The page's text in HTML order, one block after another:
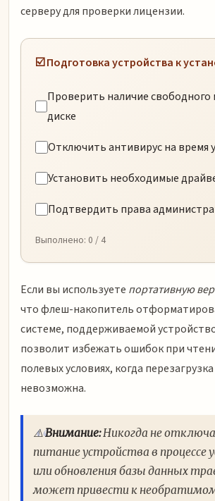
серверу для проверки лицензии.
☑️ Подготовка устройства к
Проверить наличие свободного
диске
Отключить антивирус на время
Установить необходимые
Подтвердить права
Выполнено: 0 / 4
Если вы используете портативную
что флеш-накопитель
системе, поддерживаемой
позволит избежать ошибок при
полевых условиях, когда
невозможна.
⚠️Внимание:Никогда не
питание устройства в процессе
или обновления базы данных
может привести к